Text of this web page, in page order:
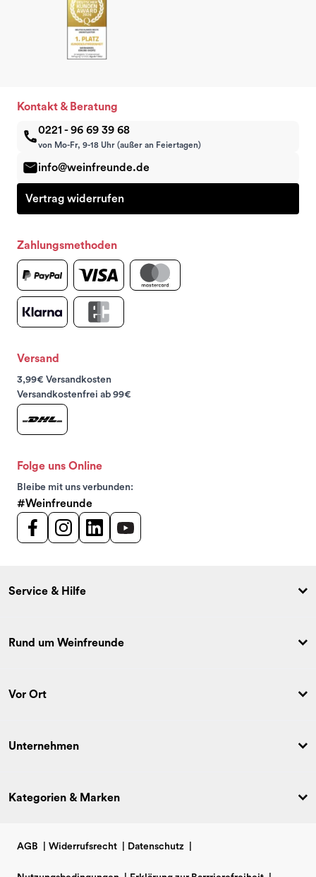
Kontakt & Beratung
0221 - 96 69 39 68
von Mo-Fr, 9-18 Uhr (außer an Feiertagen)
info@weinfreunde.de
Vertrag widerrufen
Zahlungsmethoden
Versand
3,99€ Versandkosten
Versandkostenfrei ab 99€
Folge uns Online
Bleibe mit uns verbunden:
#Weinfreunde
Service & Hilfe
Rund um Weinfreunde
Vor Ort
Unternehmen
Kategorien & Marken
AGB Widerrufsrecht Datenschutz